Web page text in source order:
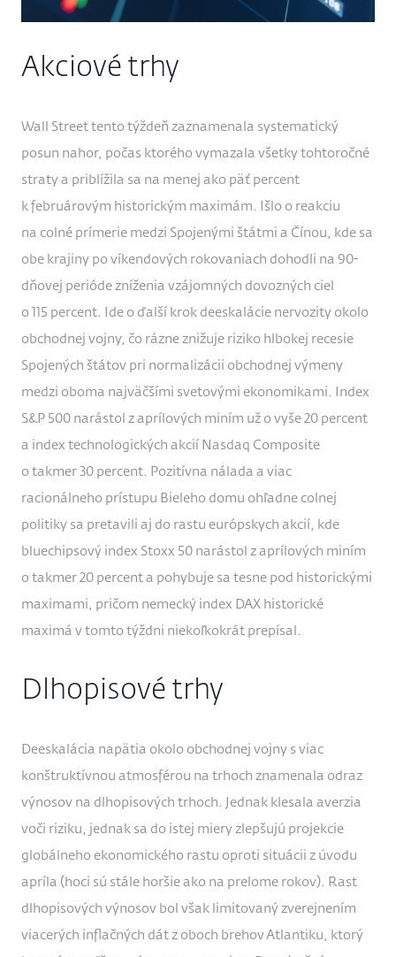
Akciové trhy
Wall Street tento týždeň zaznamenala systematický
posun nahor, počas ktorého vymazala všetky tohtoročné
straty a priblížila sa na menej ako päť percent
k februárovým historickým maximám. Išlo o reakciu
na colné prímerie medzi Spojenými štátmi a Čínou, kde sa
obe krajiny po víkendových rokovaniach dohodli na 90-
dňovej perióde zníženia vzájomných dovozných ciel
o 115 percent. Ide o ďalší krok deeskalácie nervozity okolo
obchodnej vojny, čo rázne znižuje riziko hlbokej recesie
Spojených štátov pri normalizácii obchodnej výmeny
medzi oboma najväčšími svetovými ekonomikami. Index
S&P 500 narástol z aprílových miním už o vyše 20 percent
a index technologických akcií Nasdaq Composite
o takmer 30 percent. Pozitívna nálada a viac
racionálneho prístupu Bieleho domu ohľadne colnej
politiky sa pretavili aj do rastu európskych akcií, kde
bluechipsový index Stoxx 50 narástol z aprílových miním
o takmer 20 percent a pohybuje sa tesne pod historickými
maximami, pričom nemecký index DAX historické
maximá v tomto týždni niekoľkokrát prepísal.
Dlhopisové trhy
Deeskalácia napätia okolo obchodnej vojny s viac
konštruktívnou atmosférou na trhoch znamenala odraz
výnosov na dlhopisových trhoch. Jednak klesala averzia
voči riziku, jednak sa do istej miery zlepšujú projekcie
globálneho ekonomického rastu oproti situácii z úvodu
apríla (hoci sú stále horšie ako na prelome rokov). Rast
dlhopisových výnosov bol však limitovaný zverejnením
viacerých inflačných dát z oboch brehov Atlantiku, ktorý